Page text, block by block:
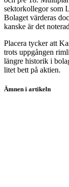
sektorkollegor som
Bolaget värderas
kanske är det
Placera tycker att
trots uppgången
längre historik i
litet bett på aktien.
Ämnen i artikeln